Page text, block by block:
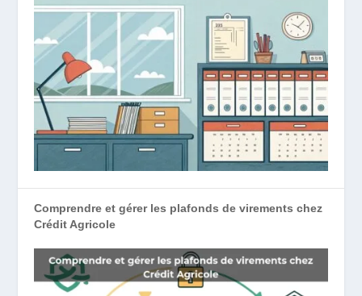
Comprendre et gérer les plafonds de virements chez
Crédit Agricole